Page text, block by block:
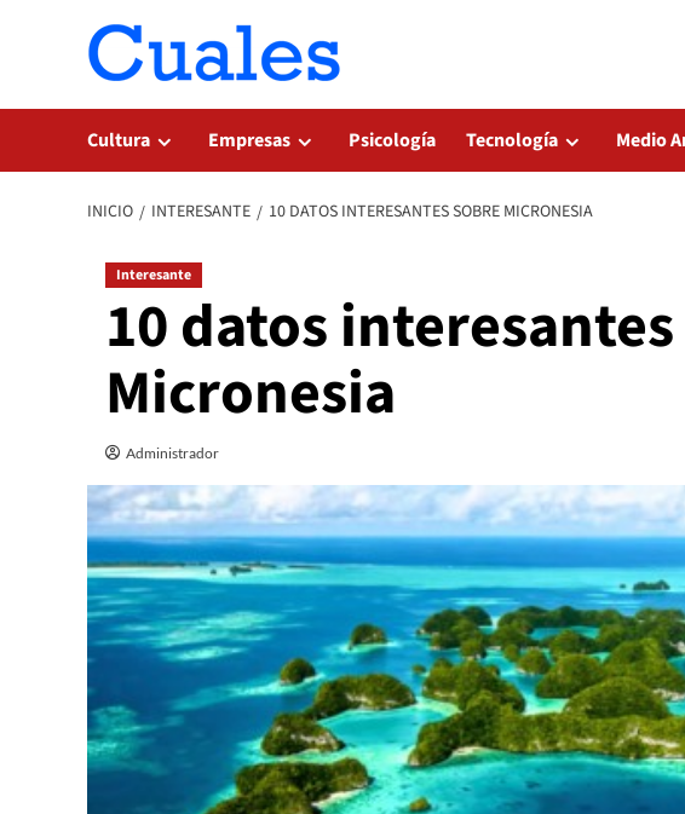
Cultura Empresas Psicología Tecnología Medio
INICIO INTERESANTE 10 DATOS INTERESANTES SOBRE MICRONESIA
Interesante
10 datos
Micronesia
Administrador